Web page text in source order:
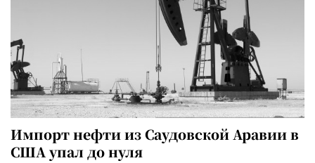
Импорт нефти из Саудовской Аравии в
США упал до нуля